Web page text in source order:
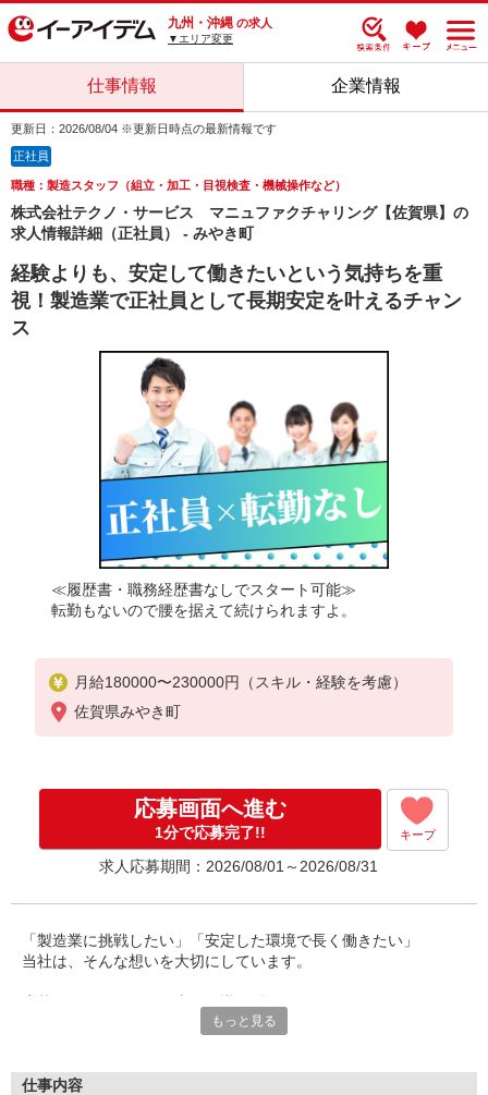
九州・沖縄 の求人
▼エリア変更
仕事情報 企業情報
更新日：2026/08/04 ※更新日時点の最新情報です
正社員
職種：製造スタッフ（組立・加工・目視検査・機械操作など）
株式会社テクノ・サービス マニュファクチャリング【佐賀県】の
求人情報詳細（正社員） - みやき町
経験よりも、安定して働きたいという気持ちを重
視！製造業で正社員として長期安定を叶えるチャン
ス
≪履歴書・職務経歴書なしでスタート可能≫
転勤もないので腰を据えて続けられますよ。
月給180000〜230000円（スキル・経験を考慮）
佐賀県みやき町
応募画面へ進む
1分で応募完了!! キープ
求人応募期間：2026/08/01～2026/08/31
「製造業に挑戦したい」「安定した環境で長く働きたい」
当社は、そんな想いを大切にしています。
約束を守ること、きちんと連絡をすること、前向きに仕事へ取り
また、勤務時間やシフトなど柔軟に対応いただける方は、ご紹介
もっと見る
仕事内容